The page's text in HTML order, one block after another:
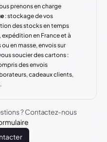
prenons en charge
: stockage de vos
des stocks en temps
en France et à
en masse, envois sur
soucier des cartons :
des envois
cadeaux clients,
? Contactez-nous